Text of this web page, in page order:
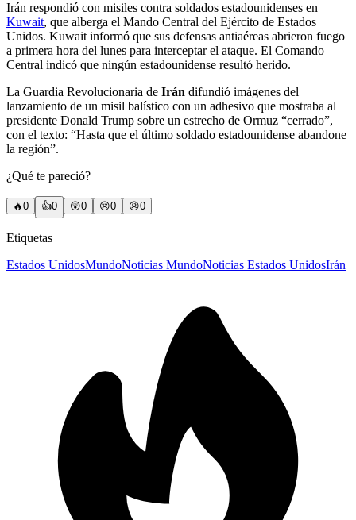
Irán respondió con misiles contra soldados estadounidenses en
Kuwait, que alberga el Mando Central del Ejército de Estados
Unidos. Kuwait informó que sus defensas antiaéreas abrieron fuego
a primera hora del lunes para interceptar el ataque. El Comando
Central indicó que ningún estadounidense resultó herido.
La Guardia Revolucionaria de Irán difundió imágenes del
lanzamiento de un misil balístico con un adhesivo que mostraba al
presidente Donald Trump sobre un estrecho de Ormuz “cerrado”,
con el texto: “Hasta que el último soldado estadounidense abandone
la región”.
¿Qué te pareció?
🔥0 👍0 😲0 😢0 😠0
Etiquetas
Estados UnidosMundoNoticias MundoNoticias Estados UnidosIrán